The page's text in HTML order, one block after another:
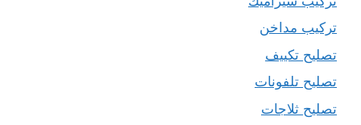
تركيب مداخن
تصليح تكييف
تصليح تلفونات
تصليح ثلاجات